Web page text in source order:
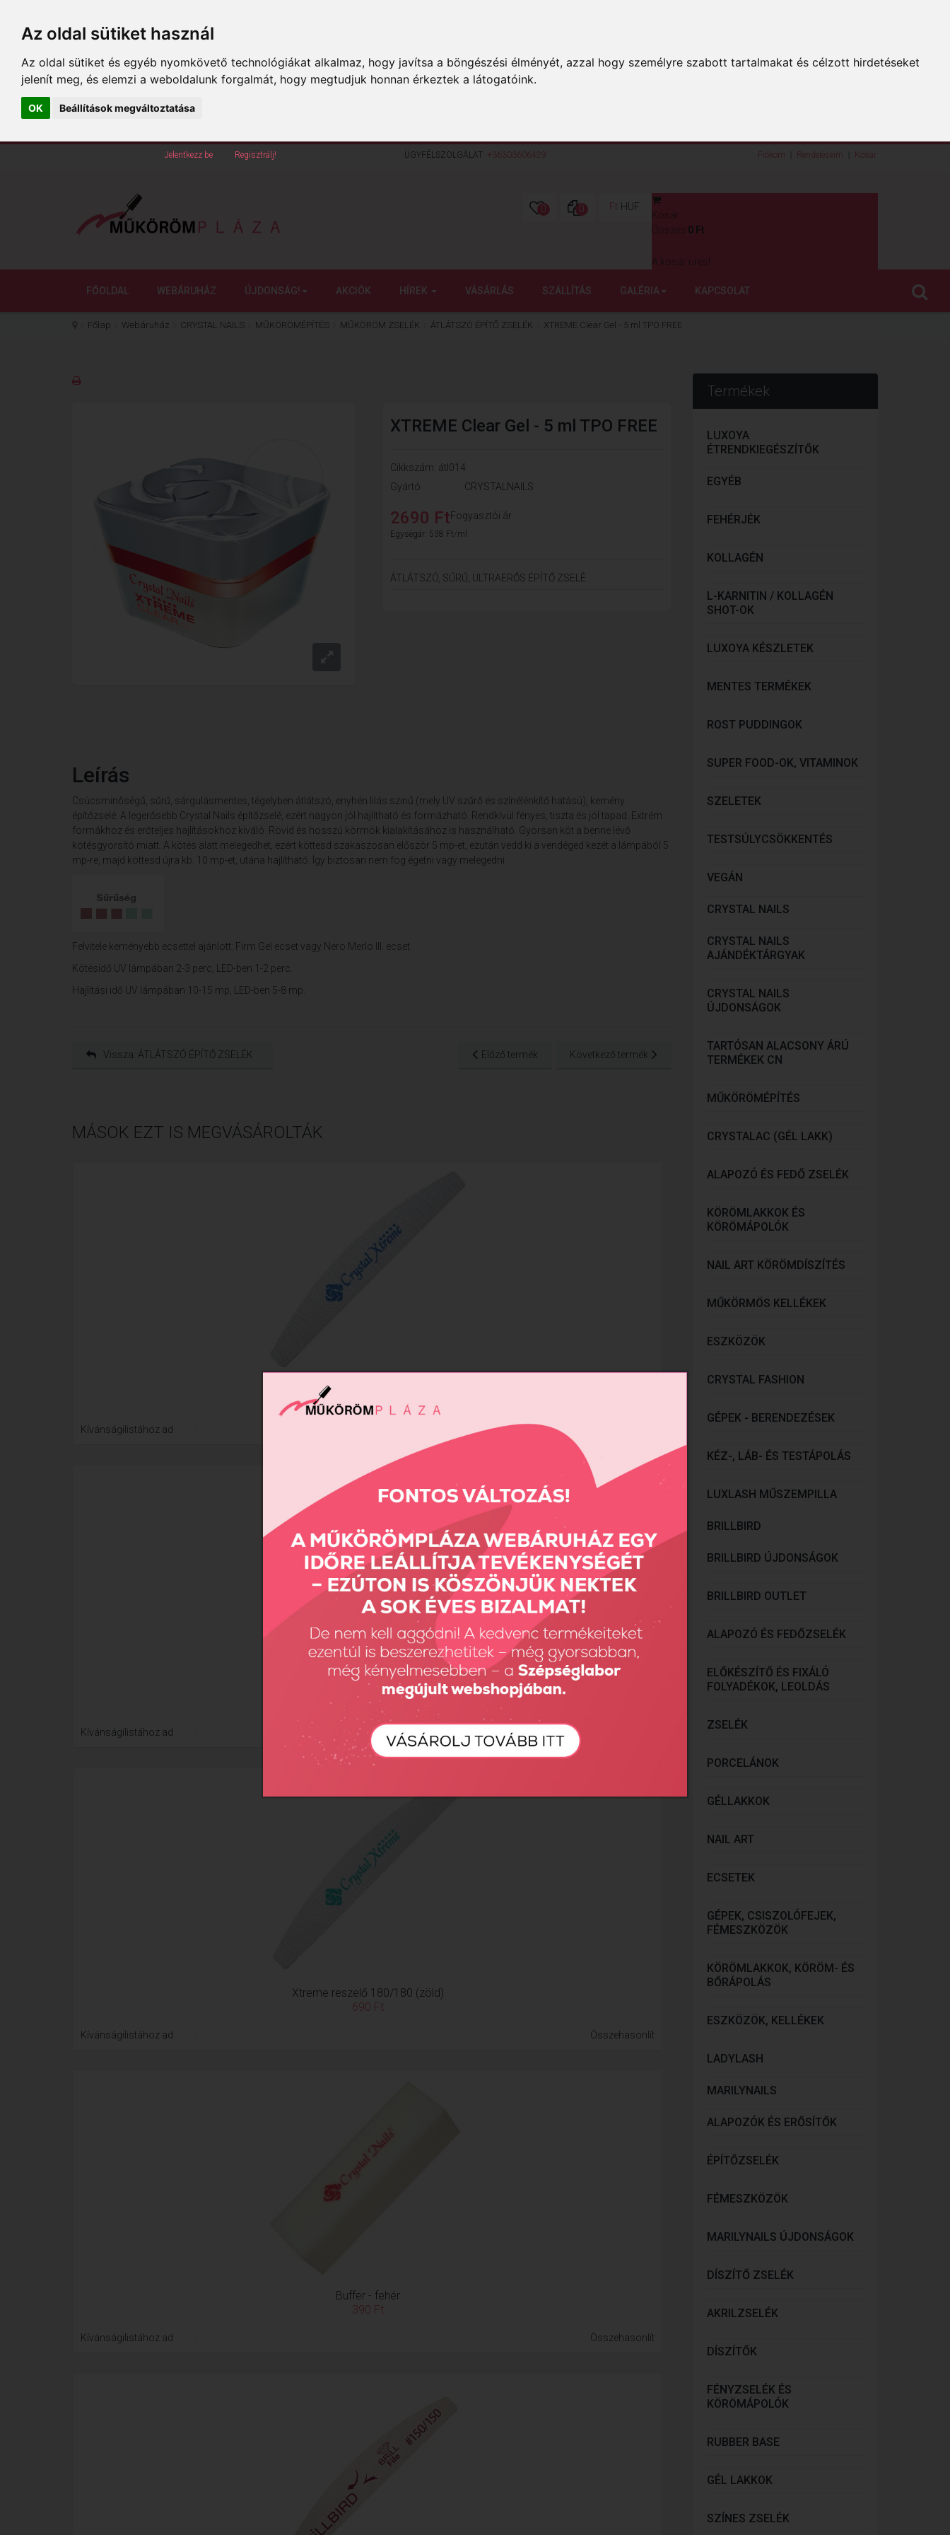
Az oldal sütiket használ
Az oldal sütiket és egyéb nyomkövető technológiákat alkalmaz, hogy javítsa a böngészési élményét, azzal hogy személyre szabott tartalmakat és célzott hirdetéseket
jelenít meg, és elemzi a weboldalunk forgalmát, hogy megtudjuk honnan érkeztek a látogatóink.
OK Beállítások megváltoztatása
Jelentkezz be Regisztrálj! ÜGYFÉLSZOLGÁLAT: +36303606429 Fiókom Rendeléseim Kosár
0 0 Ft HUF
Kosár
Összes: 0 Ft
A kosár üres!
FŐOLDAL WEBÁRUHÁZ ÚJDONSÁG! AKCIÓK HÍREK VÁSÁRLÁS SZÁLLÍTÁS GALÉRIA KAPCSOLAT
Főlap Webáruház CRYSTAL NAILS MŰKÖRÖMÉPÍTÉS MŰKÖRÖM ZSELÉK ÁTLÁTSZÓ ÉPÍTŐ ZSELÉK XTREME Clear Gel - 5 ml TPO FREE
XTREME Clear Gel - 5 ml TPO FREE
Cikkszám: átl014
Gyártó
CRYSTALNAILS
Fogyasztói ár
2690 Ft
Egységár: 538 Ft/ml
ÁTLÁTSZÓ, SŰRŰ, ULTRAERŐS ÉPÍTŐ ZSELÉ
Leírás
Csúcsminőségű, sűrű, sárgulásmentes, tégelyben átlátszó, enyhén lilás szinű (mely UV szűrő és színélénkítő hatású), kemény
építőzselé. A legerősebb Crystal Nails építőzselé, ezért nagyon jól hajlítható és formázható. Rendkívül fényes, tiszta és jól tapad. Extrém
formákhoz és erőteljes hajlításokhoz kiváló. Rövid és hosszú körmök kialakításához is használható. Gyorsan köt a benne lévő
kötésgyorsító miatt. A kötés alatt melegedhet, ezért köttesd szakaszosan először 5 mp-et, ezután vedd ki a vendéged kezét a lámpából 5
mp-re, majd köttesd újra kb. 10 mp-et, utána hajlítható. Így biztosan nem fog égetni vagy melegedni.
Felvitele keményebb ecsettel ajánlott: Firm Gel ecset vagy Nero Merlo III. ecset.
Kötésidő UV lámpában 2-3 perc, LED-ben 1-2 perc.
Hajlítási idő UV lámpában 10-15 mp, LED-ben 5-8 mp.
Vissza: ÁTLÁTSZÓ ÉPÍTŐ ZSELÉK Előző termék Következő termék
MÁSOK EZT IS MEGVÁSÁROLTÁK
Xtreme reszelő 150/150 (kék)
690 Ft
Kívánságilistához ad
Xtreme reszelő 100/100 (lila)
690 Ft
Kívánságilistához ad
Xtreme reszelő 180/180 (zöld)
690 Ft
Összehasonlít
Kívánságilistához ad
Buffer - fehér
390 Ft
Összehasonlít
Kívánságilistához ad
Termékek
LUXOYA
ÉTRENDKIEGÉSZÍTŐK
EGYÉB
FEHÉRJÉK
KOLLAGÉN
L-KARNITIN / KOLLAGÉN
SHOT-OK
LUXOYA KÉSZLETEK
MENTES TERMÉKEK
ROST PUDDINGOK
SUPER FOOD-OK, VITAMINOK
SZELETEK
TESTSÚLYCSÖKKENTÉS
VEGÁN
CRYSTAL NAILS
CRYSTAL NAILS
AJÁNDÉKTÁRGYAK
CRYSTAL NAILS
ÚJDONSÁGOK
TARTÓSAN ALACSONY ÁRÚ
TERMÉKEK CN
MŰKÖRÖMÉPÍTÉS
CRYSTALAC (GÉL LAKK)
ALAPOZÓ ÉS FEDŐ ZSELÉK
KÖRÖMLAKKOK ÉS
KÖRÖMÁPOLÓK
NAIL ART KÖRÖMDÍSZÍTÉS
MŰKÖRMÖS KELLÉKEK
ESZKÖZÖK
CRYSTAL FASHION
GÉPEK - BERENDEZÉSEK
KÉZ-, LÁB- ÉS TESTÁPOLÁS
LUXLASH MŰSZEMPILLA
BRILLBIRD
BRILLBIRD ÚJDONSÁGOK
BRILLBIRD OUTLET
ALAPOZÓ ÉS FEDŐZSELÉK
ELŐKÉSZÍTŐ ÉS FIXÁLÓ
FOLYADÉKOK, LEOLDÁS
ZSELÉK
PORCELÁNOK
GÉLLAKKOK
NAIL ART
ECSETEK
GÉPEK, CSISZOLÓFEJEK,
FÉMESZKÖZÖK
KÖRÖMLAKKOK, KÖRÖM- ÉS
BŐRÁPOLÁS
ESZKÖZÖK, KELLÉKEK
LADYLASH
MARILYNAILS
ALAPOZÓK ÉS ERŐSÍTŐK
ÉPÍTŐZSELÉK
FÉMESZKÖZÖK
MARILYNAILS ÚJDONSÁGOK
DÍSZÍTŐ ZSELÉK
AKRILZSELÉK
DÍSZÍTŐK
FÉNYZSELÉK ÉS
KÖRÖMÁPOLÓK
RUBBER BASE
GÉL LAKKOK
SZÍNES ZSELÉK